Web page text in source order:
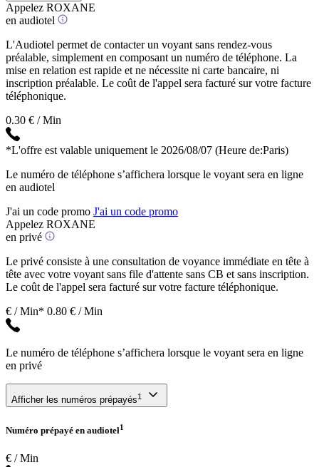
Appelez ROXANE
en audiotel
L'Audiotel permet de contacter un voyant sans rendez-vous
préalable, simplement en composant un numéro de téléphone. La
mise en relation est rapide et ne nécessite ni carte bancaire, ni
inscription préalable. Le coût de l'appel sera facturé sur votre facture
téléphonique.
0.30 € / Min
*L'offre est valable uniquement le 2026/08/07 (Heure de:Paris)
Le numéro de téléphone s’affichera lorsque le voyant sera en ligne
en audiotel
J'ai un code promo J'ai un code promo
Appelez ROXANE
en privé
Le privé consiste à une consultation de voyance immédiate en tête à
tête avec votre voyant sans file d'attente sans CB et sans inscription.
Le coût de l'appel sera facturé sur votre facture téléphonique.
€ / Min* 0.80 € / Min
Le numéro de téléphone s’affichera lorsque le voyant sera en ligne
en privé
Afficher les numéros prépayés1
Numéro prépayé en audiotel1
€ / Min